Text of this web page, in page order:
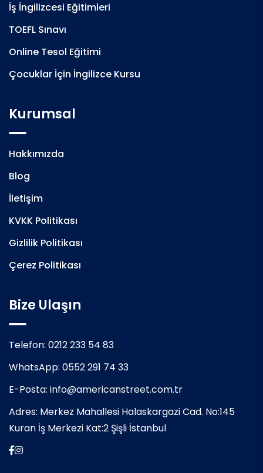
İş İngilizcesi Eğitimleri
TOEFL Sınavı
Online Tesol Eğitimi
Çocuklar İçin İngilizce Kursu
Kurumsal
Hakkımızda
Blog
İletişim
KVKK Politikası
Gizlilik Politikası
Çerez Politikası
Bize Ulaşın
Telefon: 0212 233 54 83
WhatsApp: 0552 291 74 33
E-Posta: info@americanstreet.com.tr
Adres: Merkez Mahallesi Halaskargazi Cad. No:145
Kuran İş Merkezi Kat:2 Şişli İstanbul